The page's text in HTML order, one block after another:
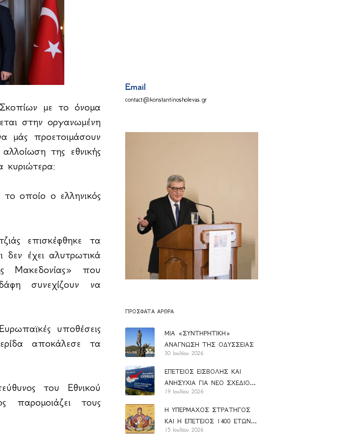
με το όνομα
στην οργανωμένη
μάς προετοιμάσουν
της εθνικής
το οποίο ο ελληνικός
επισκέφθηκε τα
δεν έχει αλυτρωτικά
Μακεδονίας» που
συνεχίζουν να
υποθέσεις
αποκάλεσε τα
του Εθνικού
παρομοιάζει τους
Email
contact@konstantinosholevas.gr
ΠΡΌΣΦΑΤΑ ΆΡΘΡΑ
ΜΙΑ «ΣΥΝΤΗΡΗΤΙΚΗ»
ΑΝΑΓΝΩΣΗ ΤΗΣ ΟΔΥΣΣΕΙΑΣ
30 Ιουλίου 2026
ΕΠΕΤΕΙΟΣ ΕΙΣΒΟΛΗΣ ΚΑΙ
ΑΝΗΣΥΧΙΑ ΓΙΑ ΝΕΟ ΣΧΕΔΙΟ
ΑΝΑΝ
19 Ιουλίου 2026
Η ΥΠΕΡΜΑΧΟΣ ΣΤΡΑΤΗΓΟΣ
ΚΑΙ Η ΕΠΕΤΕΙΟΣ 1400 ΕΤΩΝ
ΑΠΟ ΤΗΝ ΚΑΘΙΕΡΩΣΗ ΤΟΥ
15 Ιουλίου 2026